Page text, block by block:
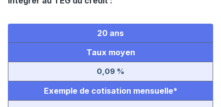
20 ans
Taux moyen
0,09 %
Exemple de cotisation mensuelle*